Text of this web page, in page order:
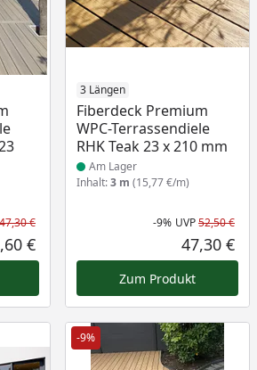
Rabatt in Prozent
Ursprünglicher Preis
47,30 €
Aktueller Preis
€
3 Längen
Fiberdeck Premium
WPC-Terrassendiele
RHK Teak 23 x 210 mm
Produkt am Lager
Am Lager
Inhalt:3 m (15,77 €/m)
-9% UVP52,50 €
47,30 €
Zum Produkt
-9%